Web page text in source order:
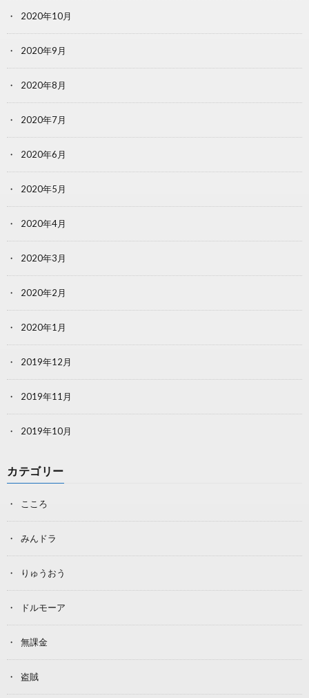
2020年10月
2020年9月
2020年8月
2020年7月
2020年6月
2020年5月
2020年4月
2020年3月
2020年2月
2020年1月
2019年12月
2019年11月
2019年10月
カテゴリー
こころ
みんドラ
りゅうおう
ドルモーア
無課金
盗賊